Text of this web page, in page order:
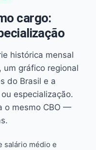
cargo:
histórica mensal
um gráfico regional
do Brasil e a
especialização.
o mesmo CBO —
salário médio e